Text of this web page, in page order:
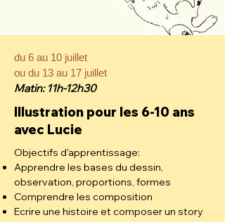
du 6 au 10 juillet
ou du 13 au 17 juillet
Matin: 11h-12h30
Illustration pour les 6-10 ans
avec Lucie
Objectifs d'apprentissage:
Apprendre les bases du dessin,
observation, proportions, formes
Comprendre les composition
Ecrire une histoire et composer un story